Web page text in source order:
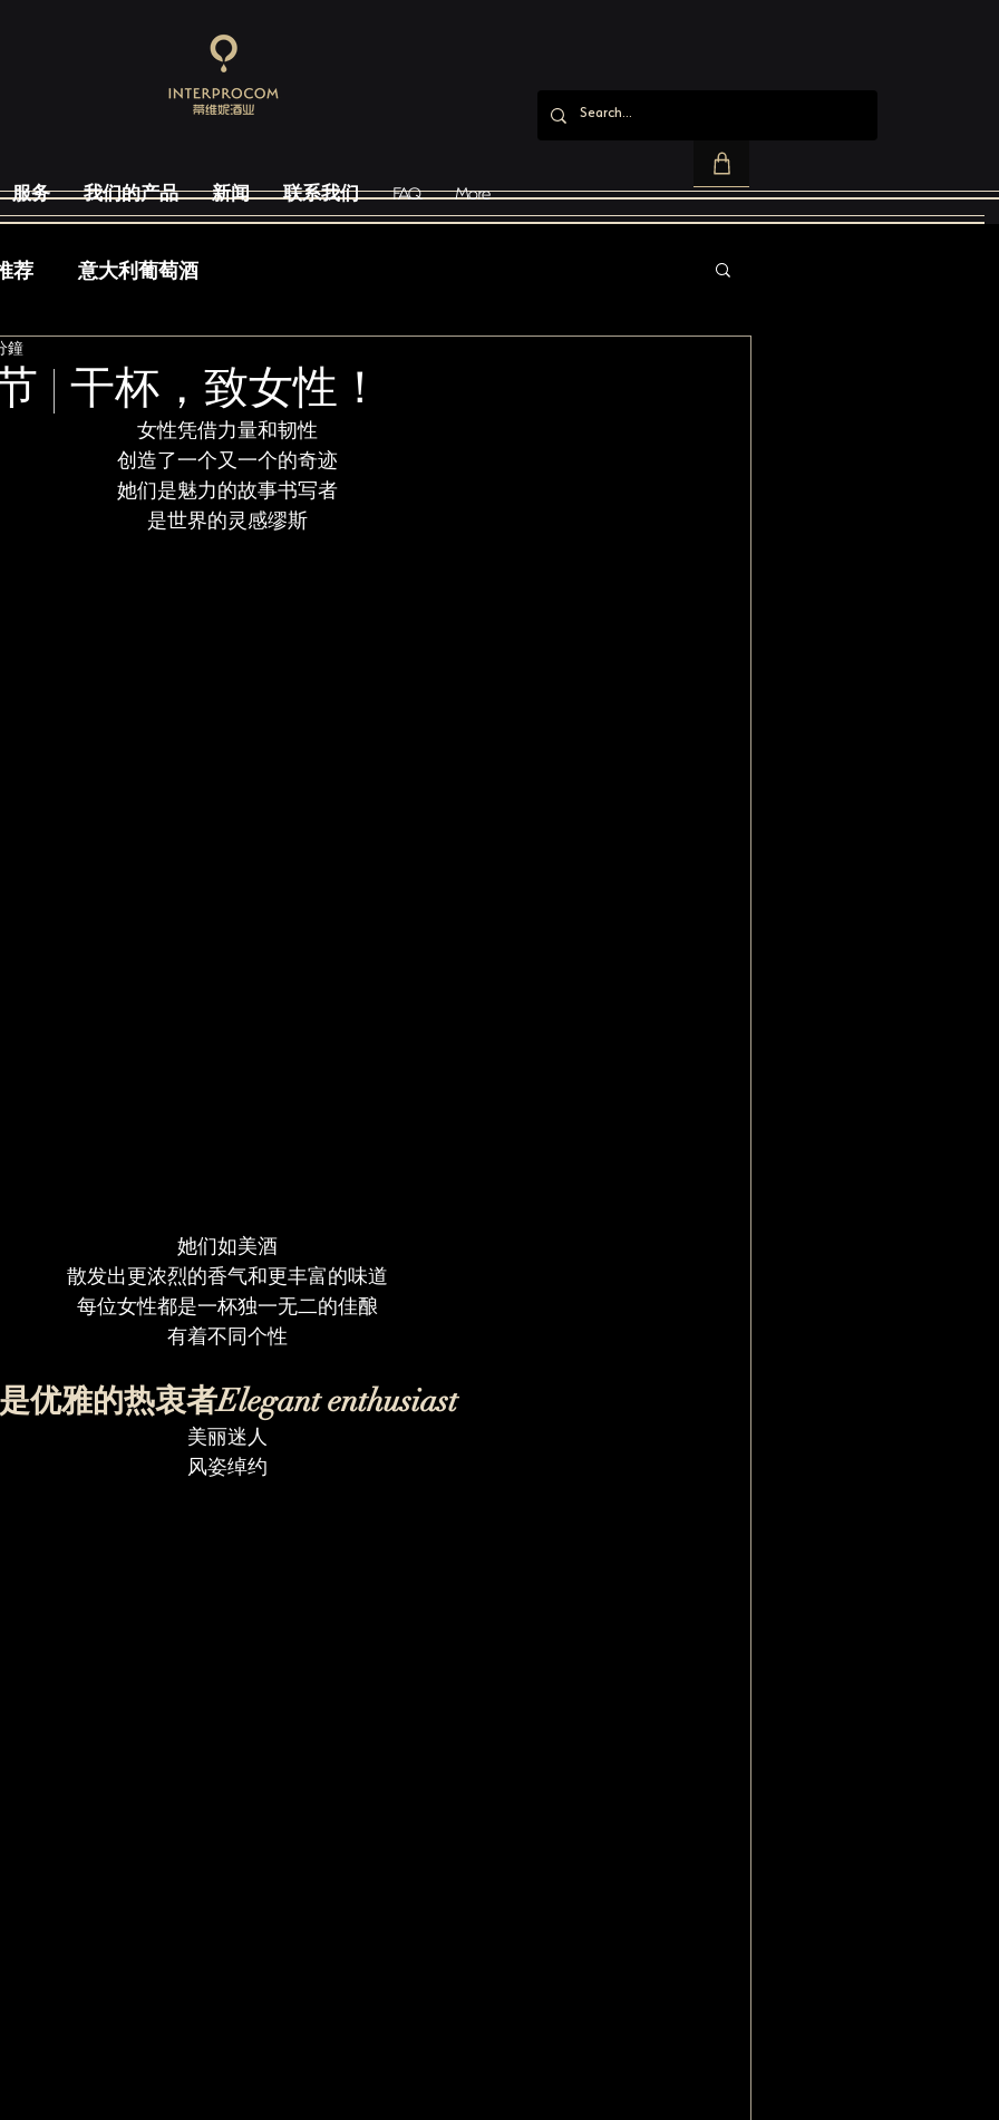
服务 我们的产品 新闻 联系我们 FAQ More
荐 意大利葡萄酒
| 干杯，致女性！
鐘
女性凭借力量和韧性
创造了一个又一个的奇迹
她们是魅力的故事书写者
是世界的灵感缪斯
她们如美酒
散发出更浓烈的香气和更丰富的味道
每位女性都是一杯独一无二的佳酿
有着不同个性
优雅的热衷者Elegant enthusiast
美丽迷人
风姿绰约